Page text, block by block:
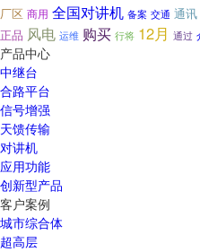
厂区 商用 全国对讲机 备案 交通 通讯
正品 风电 运维 购买 行将 12月 通过
产品中心
中继台
合路平台
信号增强
天馈传输
对讲机
应用功能
创新型产品
客户案例
城市综合体
超高层